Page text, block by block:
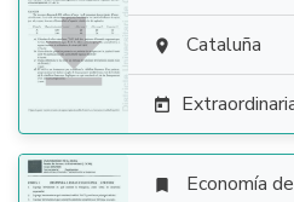
  Cataluña

 Economía